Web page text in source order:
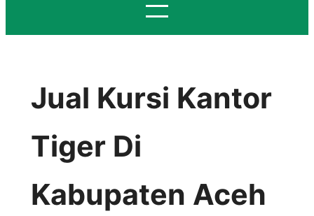
c
Jual Kursi Kantor
Tiger Di
Kabupaten Aceh